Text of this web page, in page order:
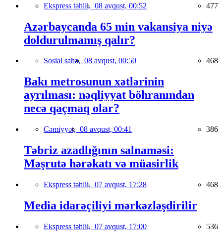
Ekspress təhlil, 08 avqust, 00:52 477
Azərbaycanda 65 min vakansiya niyə
doldurulmamış qalır?
Sosial sahə, 08 avqust, 00:50 468
Bakı metrosunun xətlərinin
ayrılması: nəqliyyat böhranından
necə qaçmaq olar?
Cəmiyyət, 08 avqust, 00:41 386
Təbriz azadlığının salnaməsi:
Məşrutə hərəkatı və müasirlik
Ekspress təhlil, 07 avqust, 17:28 468
Media idarəçiliyi mərkəzləşdirilir
Ekspress təhlil, 07 avqust, 17:00 536